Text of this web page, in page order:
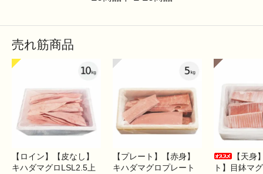
売れ筋商品
【ロイン】【皮なし】
キハダマグロLSL2.5上
【プレート】【赤身】
キハダマグロプレート
【天身
ト】目鉢マ